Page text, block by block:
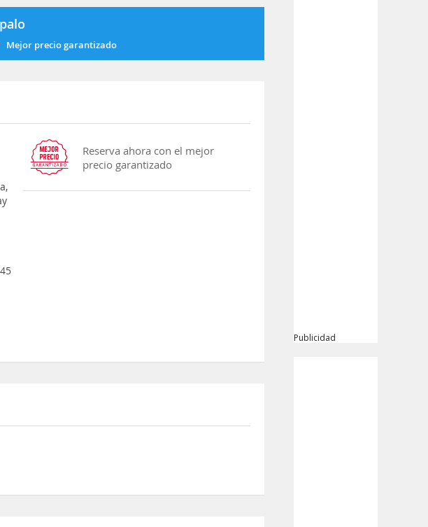
Mejor precio garantizado
Reserva ahora con el mejor
precio garantizado
Publicidad